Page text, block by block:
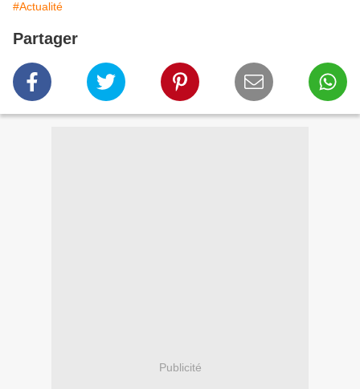
#Actualité
Partager
Publicité